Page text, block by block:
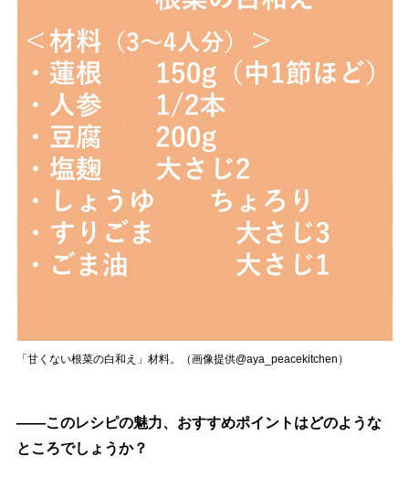
「甘くない根菜の白和え」材料。（画像提供@aya_peacekitchen）
――このレシピの魅力、おすすめポイントはどのような
ところでしょうか？